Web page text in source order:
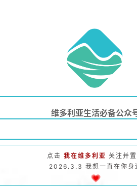
维多利亚生活必备公众
点击 我在维多利亚 关注并
2026.3.3 我想一直在你身